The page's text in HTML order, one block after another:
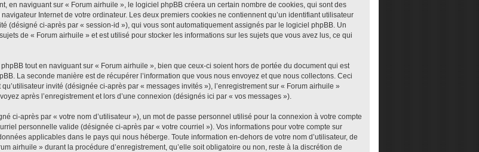
en naviguant sur « Forum airhuile », le logiciel phpBB créera un certain nombre de cookies, qui sont des
Internet de votre ordinateur. Les deux premiers cookies ne contiennent qu’un identifiant utilisateur
(désigné ci-après par « session-id »), qui vous sont automatiquement assignés par le logiciel phpBB. Un
de « Forum airhuile » et est utilisé pour stocker les informations sur les sujets que vous avez lus, ce qui
tout en naviguant sur « Forum airhuile », bien que ceux-ci soient hors de portée du document qui est
La seconde manière est de récupérer l’information que vous nous envoyez et que nous collectons. Ceci
invité (désignée ci-après par « messages invités »), l’enregistrement sur « Forum airhuile »
après l’enregistrement et lors d’une connexion (désignés ici par « vos messages »).
ci-après par « votre nom d’utilisateur »), un mot de passe personnel utilisé pour la connexion à votre compte
personnelle valide (désignée ci-après par « votre courriel »). Vos informations pour votre compte sur
applicables dans le pays qui nous héberge. Toute information en-dehors de votre nom d’utilisateur, de
airhuile » durant la procédure d’enregistrement, qu’elle soit obligatoire ou non, reste à la discrétion de